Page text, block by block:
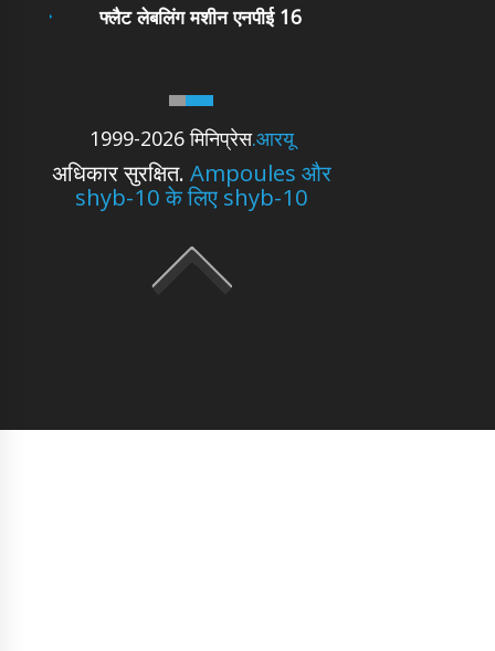
1999-2026 मिनिप्रेस.आरयू
अधिकार सुरक्षित. Ampoules और
shyb-10 के लिए shyb-10
फ्लैट लेबलिंग मशीन एनपीई 16